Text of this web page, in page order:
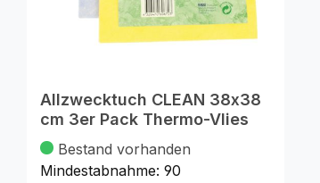
Allzwecktuch CLEAN 38x38
cm 3er Pack Thermo-Vlies
Bestand vorhanden
Mindestabnahme: 90